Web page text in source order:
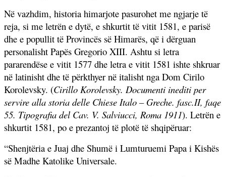
Në vazhdim, historia himarjote pasurohet me ngjarje të
reja, si me letrën e dytë, e shkurtit të vitit 1581, e parisë
dhe e popullit të Provincës së Himarës, që i dërguan
personalisht Papës Gregorio XIII. Ashtu si letra
pararendëse e vitit 1577 dhe letra e vitit 1581 ishte shkruar
në latinisht dhe të përkthyer në italisht nga Dom Cirilo
Korolevsky. (Cirillo Korolevsky. Documenti inediti per
servire alla storia delle Chiese Italo – Greche. fasc.II, faqe
55. Tipografia del Cav. V. Salviucci, Roma 1911). Letrën e
shkurtit 1581, po e prezantoj të plotë të shqipëruar:
“Shenjtëria e Juaj dhe Shumë i Lumturuemi Papa i Kishës
së Madhe Katolike Universale.